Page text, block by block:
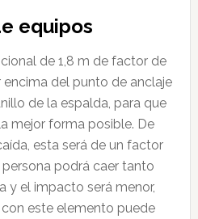
equipos
de 1,8 m de factor de
encima del punto de anclaje
de la espalda, para que
mejor forma posible. De
esta será de un factor
podrá caer tanto
y el impacto será menor,
este elemento puede